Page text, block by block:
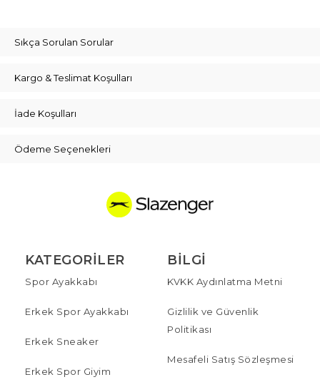
Sıkça Sorulan Sorular
Kargo & Teslimat Koşulları
İade Koşulları
Ödeme Seçenekleri
KATEGORILER
Spor Ayakkabı
Erkek Spor Ayakkabı
Erkek Sneaker
Erkek Spor Giyim
BILGI
KVKK Aydınlatma Metni
Gizlilik ve Güvenlik
Politikası
Mesafeli Satış Sözleşmesi